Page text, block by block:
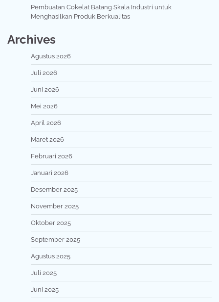
Pembuatan Cokelat Batang Skala Industri untuk
Menghasilkan Produk Berkualitas
Archives
Agustus 2026
Juli 2026
Juni 2026
Mei 2026
April 2026
Maret 2026
Februari 2026
Januari 2026
Desember 2025
November 2025
Oktober 2025
September 2025
Agustus 2025
Juli 2025
Juni 2025